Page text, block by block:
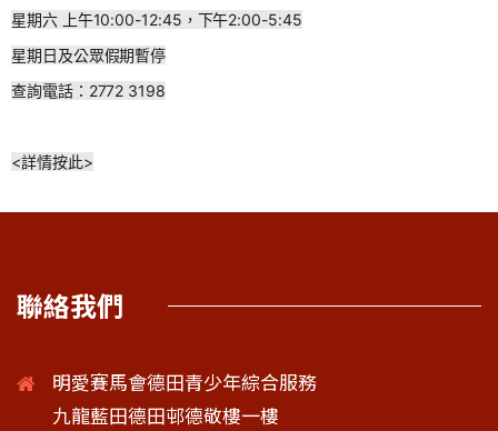
星期六 上午10:00-12:45， 下午2:00-5:45
星期日及公眾假期暫停
查詢電話：2772 3198
<詳情按此>
聯絡我們
明愛賽馬會德田青少年綜合服務
九龍藍田德田邨德敬樓一樓